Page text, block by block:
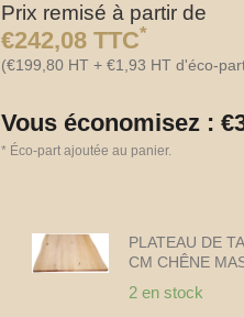
Prix remisé à partir de
€242,08 TTC*
(€199,80 HT + €1,93 HT d'éco-
Vous économisez : €
* Éco-part ajoutée au panier.
PLATEAU DE
CM CHÊNE
2 en stock
Table